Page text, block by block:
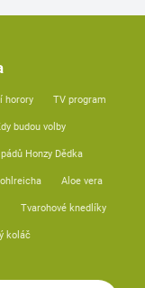
horory TV program
budou volby
Honzy Dědka
Aloe vera
Tvarohové knedlíky
koláč